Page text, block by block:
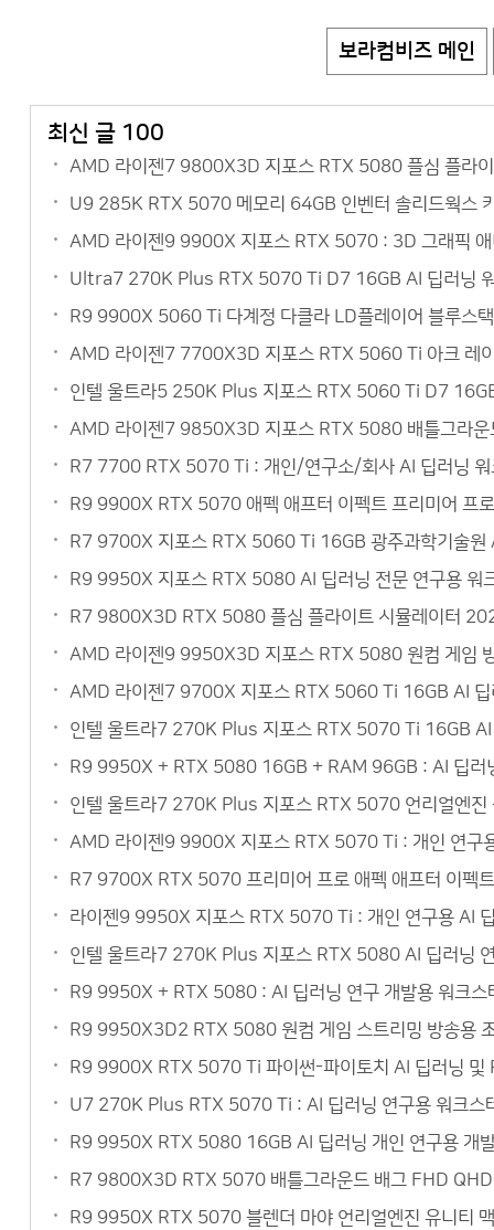
보라컴비즈 메인
최신 글 100
AMD 라이젠7 9800X3D 지포스 RTX 5080 플심 플라
U9 285K RTX 5070 메모리 64GB 인벤터 솔리드웍스
AMD 라이젠9 9900X 지포스 RTX 5070 : 3D 그래픽 애
Ultra7 270K Plus RTX 5070 Ti D7 16GB AI 딥러닝 워
R9 9900X 5060 Ti 다계정 다클라 LD플레이어 블루스
AMD 라이젠7 7700X3D 지포스 RTX 5060 Ti 아크 레
인텔 울트라5 250K Plus 지포스 RTX 5060 Ti D7
AMD 라이젠7 9850X3D 지포스 RTX 5080 배틀그라운
R7 7700 RTX 5070 Ti : 개인/연구소/회사 AI 딥러닝 워
R9 9900X RTX 5070 애펙 애프터 이펙트 프리미어 프
R7 9700X 지포스 RTX 5060 Ti 16GB 광주과학기술원
R9 9950X 지포스 RTX 5080 AI 딥러닝 전문 연구용 워
R7 9800X3D RTX 5080 플심 플라이트 시뮬레이터
AMD 라이젠9 9950X3D 지포스 RTX 5080 원컴 게임
AMD 라이젠7 9700X 지포스 RTX 5060 Ti 16GB AI 딥
인텔 울트라7 270K Plus 지포스 RTX 5070 Ti 16GB AI
R9 9950X + RTX 5080 16GB + RAM 96GB : AI 딥러
인텔 울트라7 270K Plus 지포스 RTX 5070 언리얼엔진
AMD 라이젠9 9900X 지포스 RTX 5070 Ti : 개인 연구
R7 9700X RTX 5070 프리미어 프로 애펙 애프터 이펙
라이젠9 9950X 지포스 RTX 5070 Ti : 개인 연구용 AI
인텔 울트라7 270K Plus 지포스 RTX 5080 AI 딥러닝
R9 9950X + RTX 5080 : AI 딥러닝 연구 개발용 워크스
R9 9950X3D2 RTX 5080 원컴 게임 스트리밍 방송용
R9 9900X RTX 5070 Ti 파이썬-파이토치 AI 딥러닝 및
U7 270K Plus RTX 5070 Ti : AI 딥러닝 연구용 워크스
R9 9950X RTX 5080 16GB AI 딥러닝 개인 연구용 개
R7 9800X3D RTX 5070 배틀그라운드 배그 FHD QHD
R9 9950X RTX 5070 블렌더 마야 언리얼엔진 유니티